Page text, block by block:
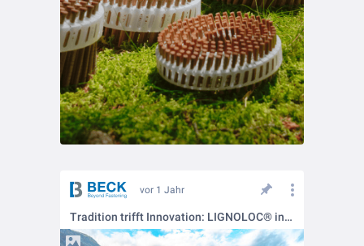
vor 1 Jahr
Tradition trifft Innovation: LIGNOLOC® in der ersten Wikingerkirche seit Jahrhunderten 🛡️🌲